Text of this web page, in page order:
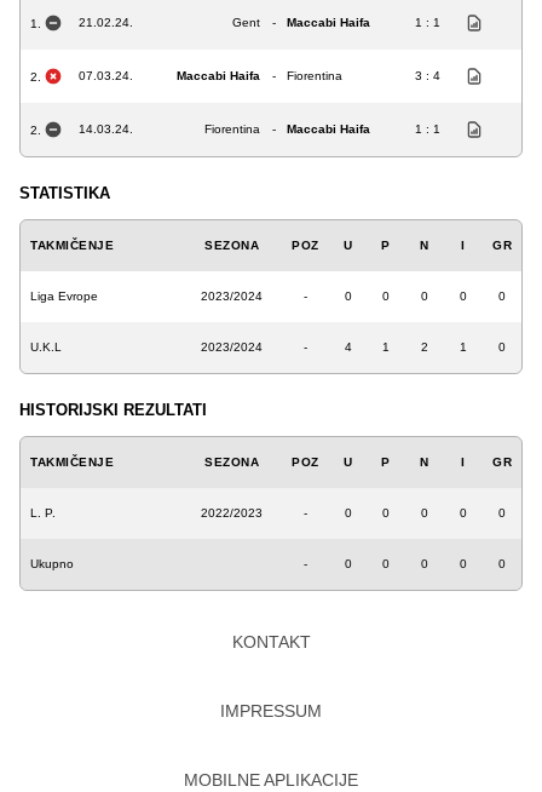
1. 21.02.24. Gent - Maccabi Haifa 1 : 1
2. 07.03.24. Maccabi Haifa - Fiorentina 3 : 4
2. 14.03.24. Fiorentina - Maccabi Haifa 1 : 1
STATISTIKA
TAKMIČENJE SEZONA POZ U P N I GR
Liga Evrope 2023/2024 - 0 0 0 0 0
U.K.L 2023/2024 - 4 1 2 1 0
HISTORIJSKI REZULTATI
TAKMIČENJE SEZONA POZ U P N I GR
L. P. 2022/2023 - 0 0 0 0 0
Ukupno - 0 0 0 0 0
KONTAKT
IMPRESSUM
MOBILNE APLIKACIJE